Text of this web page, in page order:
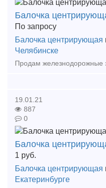
Балочка
По запросу
Балочка центрирующая
Челябинске
19.01.21
887
0
Балочка
1 руб.
Балочка центрирующая
Екатеринбурге